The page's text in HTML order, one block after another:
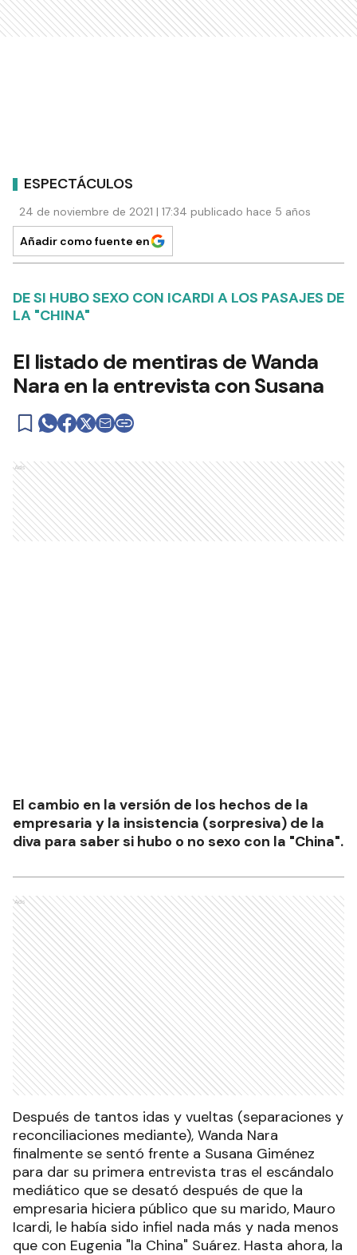
ESPECTÁCULOS
24 de noviembre de 2021 | 17:34 publicado hace 5 años
Añadir como fuente en
DE SI HUBO SEXO CON ICARDI A LOS PASAJES DE
LA "CHINA"
El listado de mentiras de Wanda
Nara en la entrevista con Susana
Ads
El cambio en la versión de los hechos de la
empresaria y la insistencia (sorpresiva) de la
diva para saber si hubo o no sexo con la "China".
Ads
Después de tantos idas y vueltas (separaciones y
reconciliaciones mediante), Wanda Nara
finalmente se sentó frente a Susana Giménez
para dar su primera entrevista tras el escándalo
mediático que se desató después de que la
empresaria hiciera público que su marido, Mauro
Icardi, le había sido infiel nada más y nada menos
que con Eugenia "la China" Suárez. Hasta ahora, la